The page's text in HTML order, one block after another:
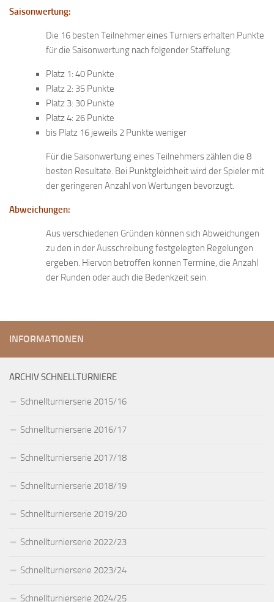
Saisonwertung:
Die 16 besten Teilnehmer eines Turniers erhalten Punkte
für die Saisonwertung nach folgender Staffelung:
Platz 1: 40 Punkte
Platz 2: 35 Punkte
Platz 3: 30 Punkte
Platz 4: 26 Punkte
bis Platz 16 jeweils 2 Punkte weniger
Für die Saisonwertung eines Teilnehmers zählen die 8
besten Resultate. Bei Punktgleichheit wird der Spieler mit
der geringeren Anzahl von Wertungen bevorzugt.
Abweichungen:
Aus verschiedenen Gründen können sich Abweichungen
zu den in der Ausschreibung festgelegten Regelungen
ergeben. Hiervon betroffen können Termine, die Anzahl
der Runden oder auch die Bedenkzeit sein.
INFORMATIONEN
ARCHIV SCHNELLTURNIERE
Schnellturnierserie 2015/16
Schnellturnierserie 2016/17
Schnellturnierserie 2017/18
Schnellturnierserie 2018/19
Schnellturnierserie 2019/20
Schnellturnierserie 2022/23
Schnellturnierserie 2023/24
Schnellturnierserie 2024/25